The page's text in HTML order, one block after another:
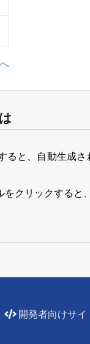
ると、自動生成
クリックすると
開発者向けサイ